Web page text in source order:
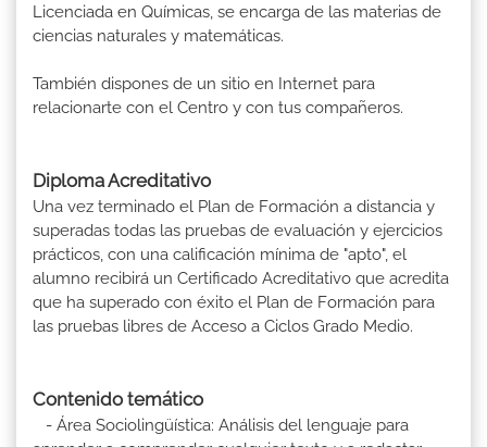
Licenciada en Químicas, se encarga de las materias de
ciencias naturales y matemáticas.
También dispones de un sitio en Internet para
relacionarte con el Centro y con tus compañeros.
Diploma Acreditativo
Una vez terminado el Plan de Formación a distancia y
superadas todas las pruebas de evaluación y ejercicios
prácticos, con una calificación mínima de "apto", el
alumno recibirá un Certificado Acreditativo que acredita
que ha superado con éxito el Plan de Formación para
las pruebas libres de Acceso a Ciclos Grado Medio.
Contenido temático
- Área Sociolingüística: Análisis del lenguaje para